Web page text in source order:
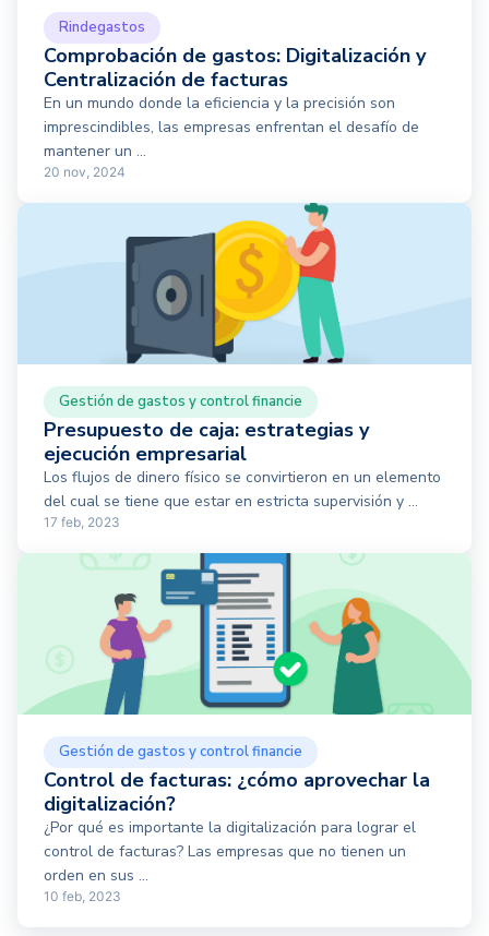
Rindegastos
Comprobación de gastos: Digitalización y
Centralización de facturas
En un mundo donde la eficiencia y la precisión son
imprescindibles, las empresas enfrentan el desafío de
mantener un ...
20 nov, 2024
Gestión de gastos y control financie
Presupuesto de caja: estrategias y
ejecución empresarial
Los flujos de dinero físico se convirtieron en un elemento
del cual se tiene que estar en estricta supervisión y ...
17 feb, 2023
Gestión de gastos y control financie
Control de facturas: ¿cómo aprovechar la
digitalización?
¿Por qué es importante la digitalización para lograr el
control de facturas? Las empresas que no tienen un
orden en sus ...
10 feb, 2023